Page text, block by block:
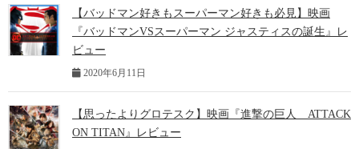
【バッドマン好きもスーパーマン好きも必見】映画
『バッドマンVSスーパーマン ジャスティスの誕生』レ
ビュー
2020年6月11日
【思ったよりグロテスク】映画『進撃の巨人 ATTACK
ON TITAN』レビュー